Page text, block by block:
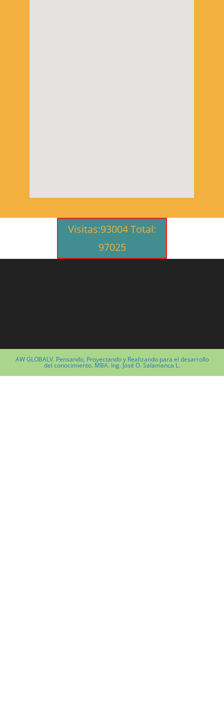
Visitas:93004 Total:
97025
AW GLOBALV. Pensando, Proyectando y Realizando para el desarrollo
del conocimiento. MBA. Ing. José O. Salamanca L.